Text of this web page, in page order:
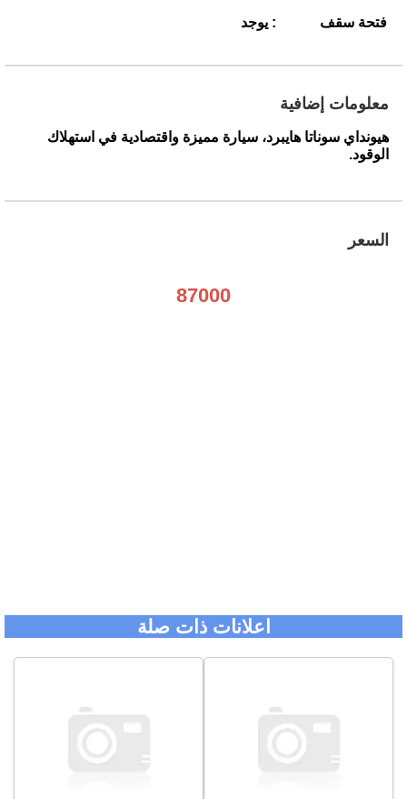
فتحة سقف : يوجد
معلومات إضافية
هيونداي سوناتا هايبرد، سيارة مميزة واقتصادية في استهلاك
الوقود.
السعر
87000
اعلانات ذات صلة